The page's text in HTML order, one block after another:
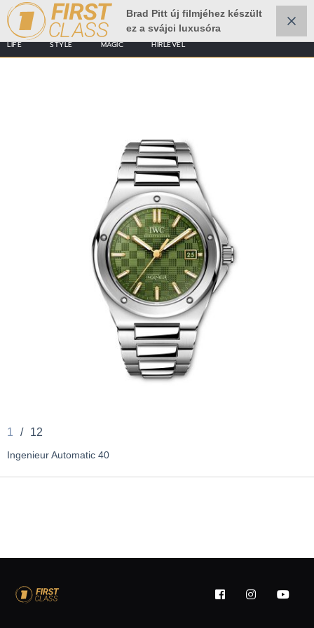
LIFE STYLE MAGIC HÍRLEVÉL
Brad Pitt új filmjéhez készült
ez a svájci luxusóra
1 / 12
Ingenieur Automatic 40